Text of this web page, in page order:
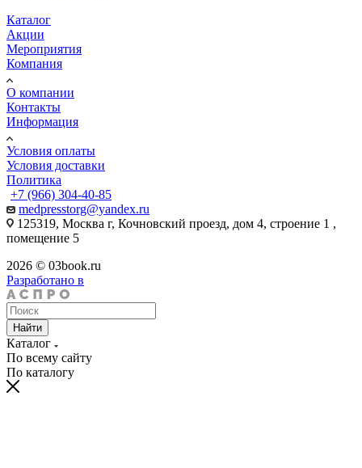
Каталог
Акции
Мероприятия
Компания
О компании
Контакты
Информация
Условия оплаты
Условия доставки
Политика
+7 (966) 304-40-85
medpresstorg@yandex.ru
125319, Москва г, Кочновский проезд, дом 4, строение 1 ,
помещение 5
2026 © 03book.ru
Разработано в
Найти
Каталог
По всему сайту
По каталогу